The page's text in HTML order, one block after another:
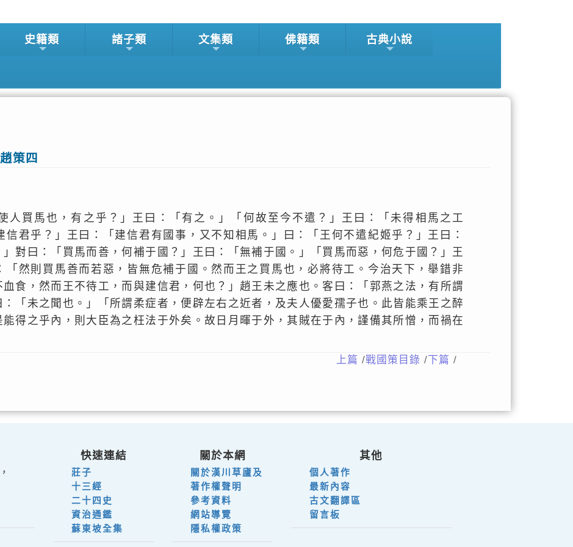
史籍類 諸子類 文集類 佛籍類 古典小說
策四
人買馬也，有之乎？」王曰：「有之。」「何故至今不遣？」王曰：「未得相馬之工
君乎？」王曰：「建信君有國事，又不知相馬。」曰：「王何不遣紀姬乎？」王曰：
」對曰：「買馬而善，何補于國？」王曰：「無補于國。」「買馬而惡，何危于國？」王
「然則買馬善而若惡，皆無危補于國。然而王之買馬也，必將待工。今治天下，舉錯非
食，然而王不待工，而與建信君，何也？」趙王未之應也。客曰：「郭燕之法，有所謂
「未之聞也。」「所謂柔症者，便辟左右之近者，及夫人優愛孺子也。此皆能乘王之醉
得之乎內，則大臣為之枉法于外矣。故日月暉于外，其賊在于內，謹備其所憎，而禍在
上篇 /戰國策目錄 / 下篇 /
快速連結
莊子
十三經
二十四史
資治通鑑
蘇東坡全集
關於本網
關於漢川草廬及
著作權聲明
參考資料
網站導覽
隱私權政策
其他
個人著作
最新內容
古文翻譯區
留言板